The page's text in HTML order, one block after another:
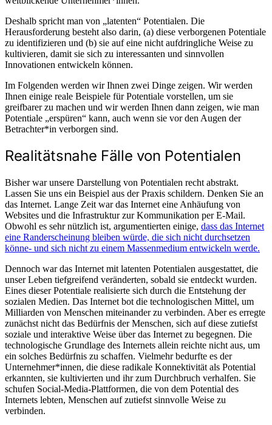
Deshalb spricht man von „latenten“ Potentialen. Die
Herausforderung besteht also darin, (a) diese verborgenen Potentiale
zu identifizieren und (b) sie auf eine nicht aufdringliche Weise zu
kultivieren, damit sie sich zu interessanten und sinnvollen
Innovationen entwickeln können.
Im Folgenden werden wir Ihnen zwei Dinge zeigen. Wir werden
Ihnen einige reale Beispiele für Potentiale vorstellen, um sie
greifbarer zu machen und wir werden Ihnen dann zeigen, wie man
Potentiale „erspüren“ kann, auch wenn sie vor den Augen der
Betrachter*in verborgen sind.
Realitätsnahe Fälle von Potentialen
Bisher war unsere Darstellung von Potentialen recht abstrakt.
Lassen Sie uns ein Beispiel aus der Praxis schildern. Denken Sie an
das Internet. Lange Zeit war das Internet eine Anhäufung von
Websites und die Infrastruktur zur Kommunikation per E-Mail.
Obwohl es sehr nützlich ist, argumentierten einige, dass das Internet
eine Randerscheinung bleiben würde, die sich nicht durchsetzen
könne- und sich nicht zu einem Massenmedium entwickeln werde.
Dennoch war das Internet mit latenten Potentialen ausgestattet, die
unser Leben tiefgreifend veränderten, sobald sie entdeckt wurden.
Eines dieser Potentiale realisierte sich durch die Entstehung der
sozialen Medien. Das Internet bot die technologischen Mittel, um
Milliarden von Menschen miteinander zu verbinden. Aber es erregte
zunächst nicht das Bedürfnis der Menschen, sich auf diese zutiefst
soziale und interaktive Weise über das Internet zu begegnen. Die
technologische Grundlage des Internets allein reichte nicht aus, um
ein solches Bedürfnis zu schaffen. Vielmehr bedurfte es der
Unternehmer*innen, die diese radikale Konnektivität als Potential
erkannten, sie kultivierten und ihr zum Durchbruch verhalfen. Sie
schufen Social-Media-Plattformen, die von dem Potential des
Internets lebten, Menschen auf zutiefst sinnvolle Weise zu
verbinden.